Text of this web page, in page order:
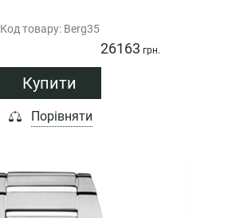
Код товару: Berg35
26163 грн.
Купити
Порівняти